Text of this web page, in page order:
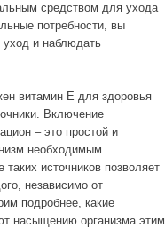
средством для ухода
потребности, вы
и наблюдать
витамин Е для здоровья
Включение
– это простой и
необходимым
источников позволяет
независимо от
подробнее, какие
насыщению организма этим